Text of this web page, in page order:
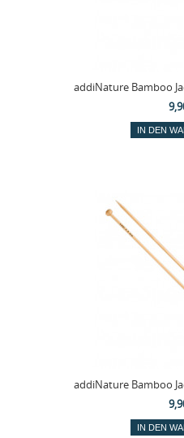
addiNature Bamboo
addiNature Bamboo